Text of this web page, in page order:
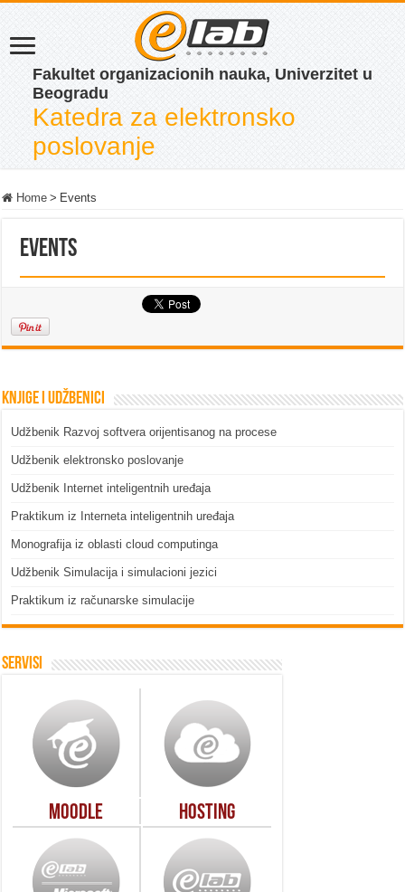
Fakultet organizacionih nauka, Univerzitet u
Beogradu
Katedra za elektronsko
poslovanje
Home > Events
Events
Knjige i udžbenici
Udžbenik Razvoj softvera orijentisanog na procese
Udžbenik elektronsko poslovanje
Udžbenik Internet inteligentnih uređaja
Praktikum iz Interneta inteligentnih uređaja
Monografija iz oblasti cloud computinga
Udžbenik Simulacija i simulacioni jezici
Praktikum iz računarske simulacije
Servisi
Moodle Hosting